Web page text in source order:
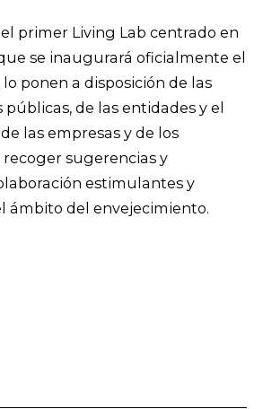
primer Living Lab centrado en
se inaugurará oficialmente el
ponen a disposición de las
de las entidades y el
las empresas y de los
sugerencias y
estimulantes y
ámbito del envejecimiento.